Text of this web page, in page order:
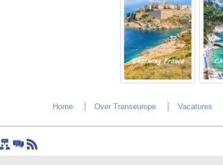
Home Over Transeurope Vacatures